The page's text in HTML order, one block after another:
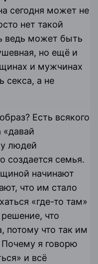
сегодня может не
нет такой
ведь может быть
но ещё и
и мужчинах
секса, а не
Есть всякого
людей
создается семья.
начинают
что им стало
«где-то там»
что
потому что так им
Почему я говорю
и всё